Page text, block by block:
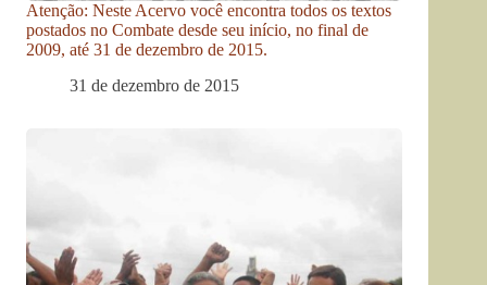
Atenção: Neste Acervo você encontra todos os textos
postados no Combate desde seu início, no final de
2009, até 31 de dezembro de 2015.
31 de dezembro de 2015